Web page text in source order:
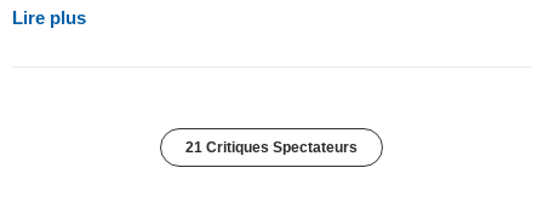
Lire plus
21 Critiques Spectateurs